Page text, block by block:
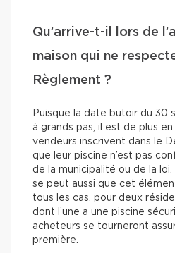
Qu’arrive-t-il lors de
maison qui ne
Règlement ?
Puisque la date butoir du 30
à grands pas, il est de plus
vendeurs inscrivent dans le
que leur piscine n’est pas
de la municipalité ou de la loi.
se peut aussi que cet
tous les cas, pour deux
dont l’une a une piscine
acheteurs se tourneront
première.